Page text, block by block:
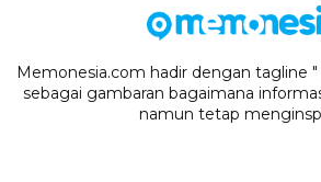
Memonesia.com hadir dengan tagline
sebagai gambaran bagaimana
namun tetap